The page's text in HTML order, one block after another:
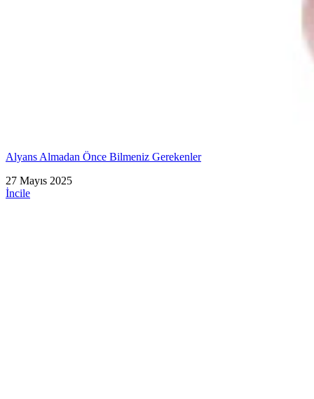
Alyans Almadan Önce Bilmeniz Gerekenler
27 Mayıs 2025
İncile